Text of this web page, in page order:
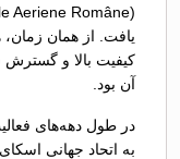
یافت. از همان
کیفیت بالا و گسترش
آن بود.
در طول دهه‌های
به اتحاد جهانی